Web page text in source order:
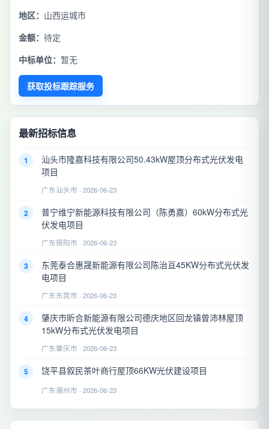
地区： 山西运城市
金额： 待定
中标单位： 暂无
获取投标跟踪服务
最新招标信息
1
汕头市隆嘉科技有限公司50.43kW屋顶分布式光伏发电
项目
广东汕头市 · 2026-06-23
2
普宁维宁新能源科技有限公司（陈勇嘉）60kW分布式光
伏发电项目
广东揭阳市 · 2026-06-23
3
东莞泰合惠晟新能源有限公司陈治亘45KW分布式光伏发
电项目
广东东莞市 · 2026-06-23
4
肇庆市昕合新能源有限公司德庆地区回龙镇曾沛林屋顶
15kW分布式光伏发电项目
广东肇庆市 · 2026-06-23
5 饶平县叙民茶叶商行屋顶66KW光伏建设项目
广东潮州市 · 2026-06-23